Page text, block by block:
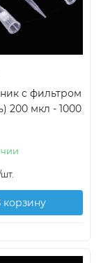
с фильтром
200 мкл - 1000
шт.
корзину